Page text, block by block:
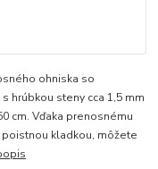
ohniska so
hrúbkou steny cca 1,5 mm
cm. Vďaka prenosnému
kladkou, môžete